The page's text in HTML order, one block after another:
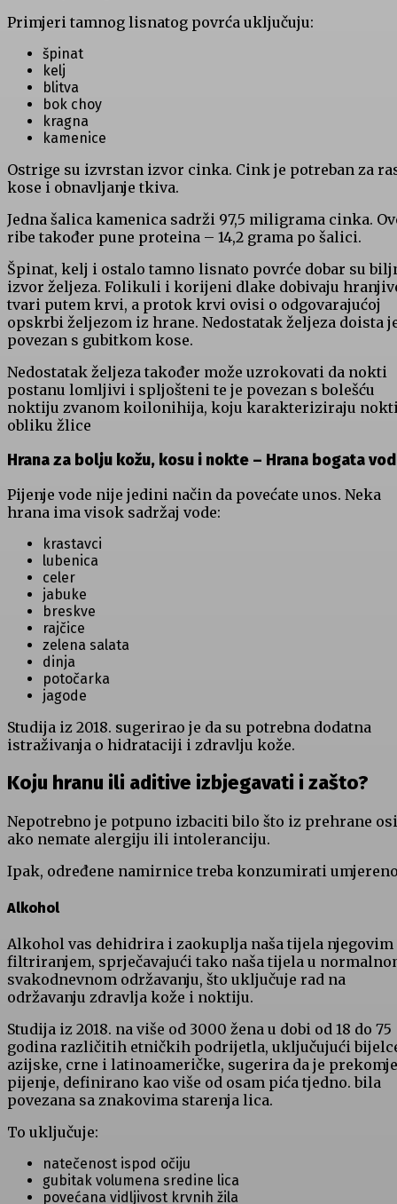
Primjeri tamnog lisnatog povrća uključuju:
špinat
kelj
blitva
bok choy
kragna
kamenice
Ostrige su izvrstan izvor cinka. Cink je potreban za
kose i obnavljanje tkiva.
Jedna šalica kamenica sadrži 97,5 miligrama cinka.
ribe također pune proteina – 14,2 grama po šalici.
Špinat, kelj i ostalo tamno lisnato povrće dobar su
izvor željeza. Folikuli i korijeni dlake dobivaju
tvari putem krvi, a protok krvi ovisi o odgovarajućoj
opskrbi željezom iz hrane. Nedostatak željeza doista
povezan s gubitkom kose.
Nedostatak željeza također može uzrokovati da nokti
postanu lomljivi i spljošteni te je povezan s bolešću
noktiju zvanom koilonihija, koju karakteriziraju
obliku žlice
Hrana za bolju kožu, kosu i nokte – Hrana bogata
Pijenje vode nije jedini način da povećate unos. Neka
hrana ima visok sadržaj vode:
krastavci
lubenica
celer
jabuke
breskve
rajčice
zelena salata
dinja
potočarka
jagode
Studija iz 2018. sugerirao je da su potrebna dodatna
istraživanja o hidrataciji i zdravlju kože.
Koju hranu ili aditive izbjegavati i zašto?
Nepotrebno je potpuno izbaciti bilo što iz prehrane
ako nemate alergiju ili intoleranciju.
Ipak, određene namirnice treba konzumirati
Alkohol
Alkohol vas dehidrira i zaokuplja naša tijela njegovim
filtriranjem, sprječavajući tako naša tijela u
svakodnevnom održavanju, što uključuje rad na
održavanju zdravlja kože i noktiju.
Studija iz 2018. na više od 3000 žena u dobi od 18 do 75
godina različitih etničkih podrijetla, uključujući
azijske, crne i latinoameričke, sugerira da je
pijenje, definirano kao više od osam pića tjedno. bila
povezana sa znakovima starenja lica.
To uključuje:
natečenost ispod očiju
gubitak volumena sredine lica
povećana vidljivost krvnih žila